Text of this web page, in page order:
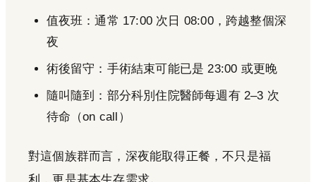
值夜班：通常 17:00 次日 08:00，跨越整個深
夜
術後留守：手術結束可能已是 23:00 或更晚
隨叫隨到：部分科別住院醫師每週有 2–3 次
待命（on call）
對這個族群而言，深夜能取得正餐，不只是福
利，更是基本生存需求。